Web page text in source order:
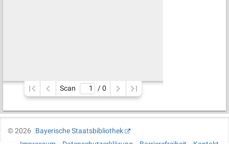
Scan / 0
©2026
Bayerische Staatsbibliothek